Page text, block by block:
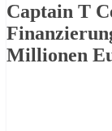
Captain T
Millionen